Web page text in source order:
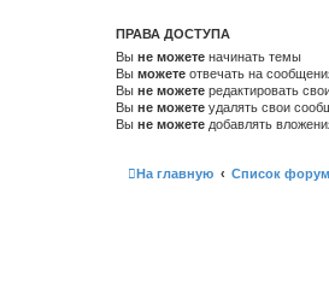
ПРАВА ДОСТУПА
Вы не можете начинать темы
Вы можете отвечать на
Вы не можете редактировать
Вы не можете удалять свои
Вы не можете добавлять
На главную Список